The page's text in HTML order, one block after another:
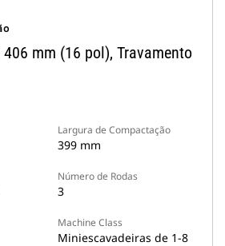
406 mm (16 pol), Travamento
Largura de Compactação
399 mm
Número de Rodas
3
Machine Class
Miniescavadeiras de 1-8